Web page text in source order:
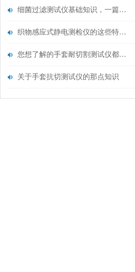
细菌过滤测试仪基础知识，一篇搞定
织物感应式静电测检仪的这些特点很少有人都知道
您想了解的手套耐切割测试仪都在这里了
关于手套抗切测试仪的那点知识